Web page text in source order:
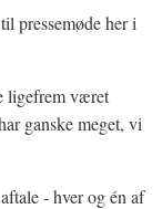
pressemøde her i
ligefrem været
ganske meget, vi
- hver og én af